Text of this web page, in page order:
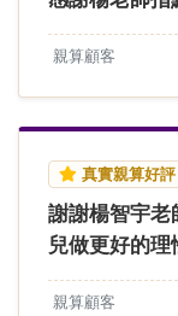
親算顧客
真實親算好評
謝謝楊智宇老
兒做更好的
親算顧客